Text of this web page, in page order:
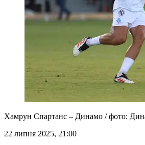
Хамрун Спартанс – Динамо / фото:
22 липня 2025, 21:00